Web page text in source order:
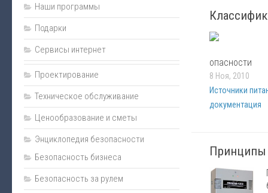
Техническое обслуживание
Пожаротушение
Нормативно-техническая документация
Прайс
Карта сайта
Подарки
Интернет-магазин
опасности
8 Ноя, 2010
Источники
документация
Наши программы
Подарки
Сервисы интернет
Проектирование
Техническое обслуживание
Ценообразование и сметы
Энциклопедия безопасности
Безопасность бизнеса
Безопасность за рулем